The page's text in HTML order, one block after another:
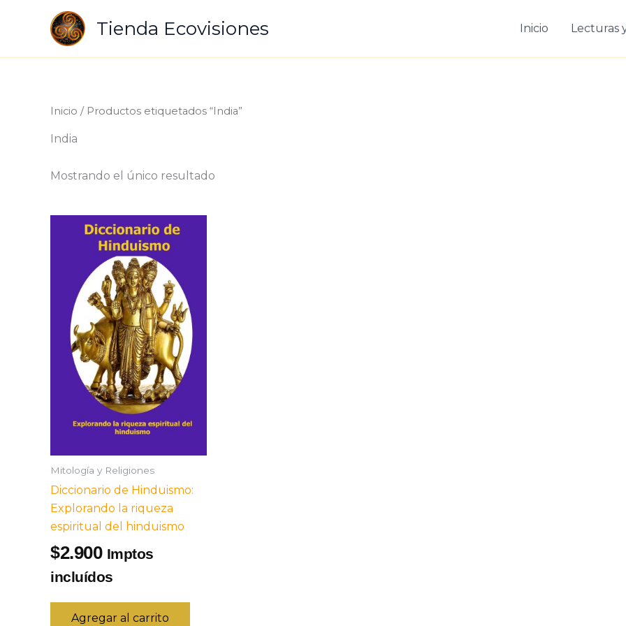
contenido
Tienda Ecovisiones Inicio Lecturas
Inicio / Productos etiquetados “India”
India
Mostrando el único resultado
Mitología y Religiones
Diccionario de Hinduismo:
Explorando la riqueza
espiritual del hinduismo
$2.900 Imptos
incluídos
Agregar al carrito